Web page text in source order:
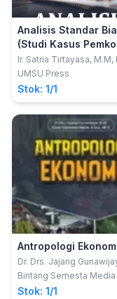
Analisis Standar
(Studi Kasus Pemko
Medan)
Ir. Satria Tirtayasa, M.M,
UMSU Press
Stok: 1/1
Antropologi
Dr. Drs. Jajang
M.Si.; Eman Sulaeman
S.Sos., M.H.
Bintang Semesta Media
Stok: 1/1